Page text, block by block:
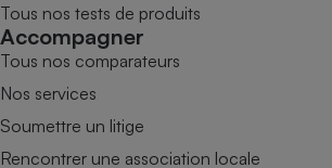
Tous nos tests de produits
Accompagner
Tous nos comparateurs
Nos services
Soumettre un litige
Rencontrer une association locale